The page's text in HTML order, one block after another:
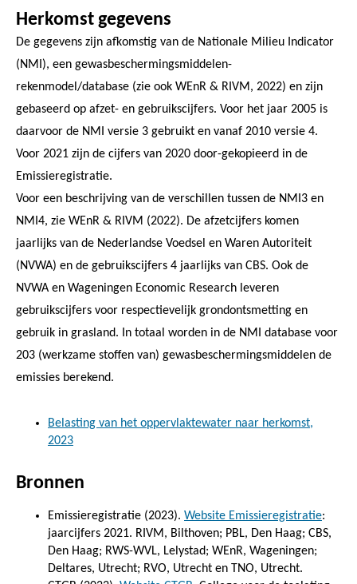
Herkomst gegevens
De gegevens zijn afkomstig van de Nationale Milieu Indicator
(NMI), een gewasbeschermingsmiddelen-
rekenmodel/database (zie ook WEnR & RIVM, 2022) en zijn
gebaseerd op afzet- en gebruikscijfers. Voor het jaar 2005 is
daarvoor de NMI versie 3 gebruikt en vanaf 2010 versie 4.
Voor 2021 zijn de cijfers van 2020 door-gekopieerd in de
Emissieregistratie.
Voor een beschrijving van de verschillen tussen de NMI3 en
NMI4, zie WEnR & RIVM (2022). De afzetcijfers komen
jaarlijks van de Nederlandse Voedsel en Waren Autoriteit
(NVWA) en de gebruikscijfers 4 jaarlijks van CBS. Ook de
NVWA en Wageningen Economic Research leveren
gebruikscijfers voor respectievelijk grondontsmetting en
gebruik in grasland. In totaal worden in de NMI database voor
203 (werkzame stoffen van) gewasbeschermingsmiddelen de
emissies berekend.
Belasting van het oppervlaktewater naar herkomst,
2023
Bronnen
Emissieregistratie (2023). Website Emissieregistratie:
jaarcijfers 2021. RIVM, Bilthoven; PBL, Den Haag; CBS,
Den Haag; RWS-WVL, Lelystad; WEnR, Wageningen;
Deltares, Utrecht; RVO, Utrecht en TNO, Utrecht.